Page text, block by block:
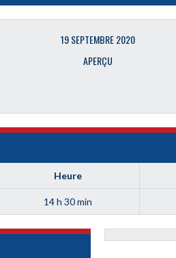
19 SEPTEMBRE 2020
APERÇU
Heure
14 h 30 min